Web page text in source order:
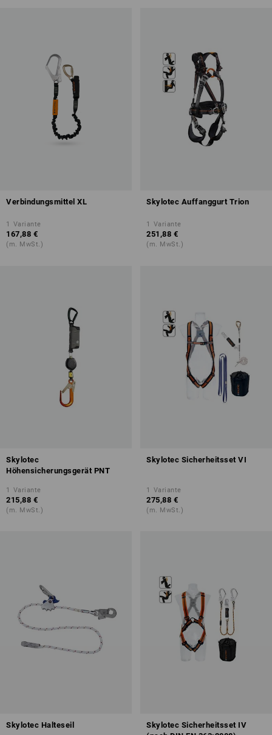
Verbindungsmittel XL
1 Variante
167,88 €
(m. MwSt.)
Skylotec Auffanggurt Trion
1 Variante
251,88 €
(m. MwSt.)
Skylotec
Höhensicherungsgerät PNT
1 Variante
215,88 €
(m. MwSt.)
Skylotec Sicherheitsset VI
1 Variante
275,88 €
(m. MwSt.)
Skylotec Halteseil
Skylotec Sicherheitsset IV